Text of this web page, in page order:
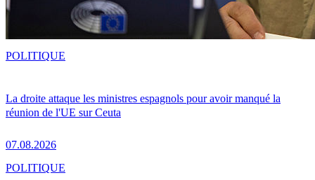
La droite attaque les ministres espagnols pour avoir manqué la
réunion de l'UE sur Ceuta
07.08.2026
POLITIQUE
POLITIQUE